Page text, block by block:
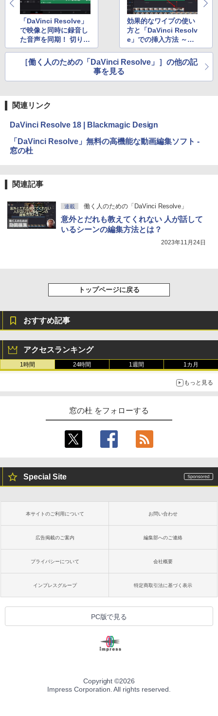
「DaVinci Resolve」
で映像と同時に録音し
た音声を同期！ 切り出
しの基本も解説
効果的なワイプの使い
方と「DaVinci Resolv
e」での挿入方法 ～時
間経過を表現する
［働く人のための「DaVinci Resolve」］の他の記
事を見る
関連リンク
DaVinci Resolve 18 | Blackmagic Design
「DaVinci Resolve」無料の高機能な動画編集ソフト -
窓の杜
関連記事
連載 働く人のための「DaVinci Resolve」
意外とだれも教えてくれない 人が話して
いるシーンの編集方法とは？
2023年11月24日
トップページに戻る
おすすめ記事
アクセスランキング
1時間 24時間 1週間 1カ月
もっと見る
窓の杜 をフォローする
Special Site
本サイトのご利用について お問い合わせ
広告掲載のご案内 編集部へのご連絡
プライバシーについて 会社概要
インプレスグループ 特定商取引法に基づく表示
PC版で見る
Copyright ©2026
Impress Corporation. All rights reserved.